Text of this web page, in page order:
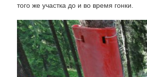
того же участка до и во время гонки.